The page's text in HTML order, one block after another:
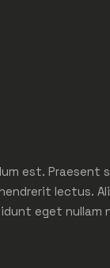
est. Praesent
lectus.
eget nullam